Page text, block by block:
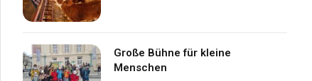
Große Bühne für kleine
Menschen